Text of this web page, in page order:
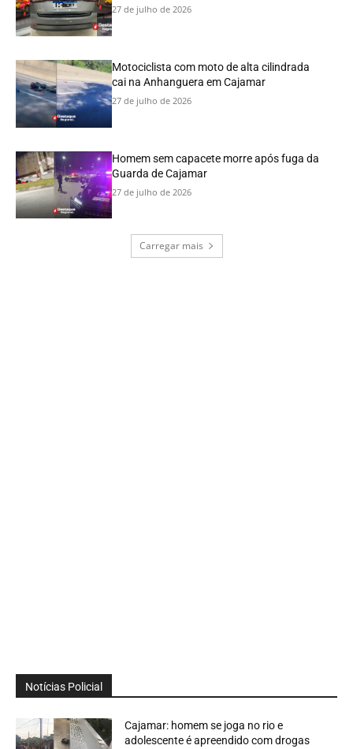
27 de julho de 2026
Motociclista com moto de alta cilindrada
cai na Anhanguera em Cajamar
27 de julho de 2026
Homem sem capacete morre após fuga da
Guarda de Cajamar
27 de julho de 2026
Carregar mais
Notícias Policial
Cajamar: homem se joga no rio e
adolescente é apreendido com drogas